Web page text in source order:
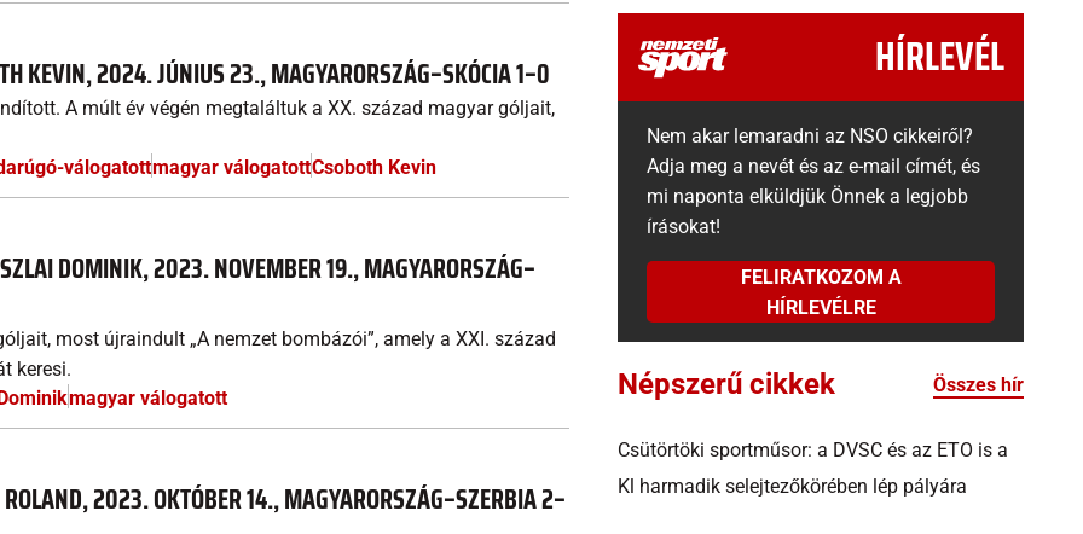
KEVIN, 2024. JÚNIUS 23., MAGYARORSZÁG–SKÓCIA 1–0
A múlt év végén megtaláltuk a XX. század magyar góljait,
válogatottmagyar válogatottCsoboth Kevin
DOMINIK, 2023. NOVEMBER 19., MAGYARORSZÁG–
most újraindult „A nemzet bombázói”, amely a XXI. század
keresi.
magyar válogatott
2023. OKTÓBER 14., MAGYARORSZÁG–SZERBIA 2–
HÍRLEVÉL
Nem akar lemaradni az NSO cikkeiről?
Adja meg a nevét és az e-mail címét, és
mi naponta elküldjük Önnek a legjobb
írásokat!
FELIRATKOZOM A
HÍRLEVÉLRE
Népszerű cikkek Összes hír
Csütörtöki sportműsor: a DVSC és az ETO is a
Kl harmadik selejtezőkörében lép pályára